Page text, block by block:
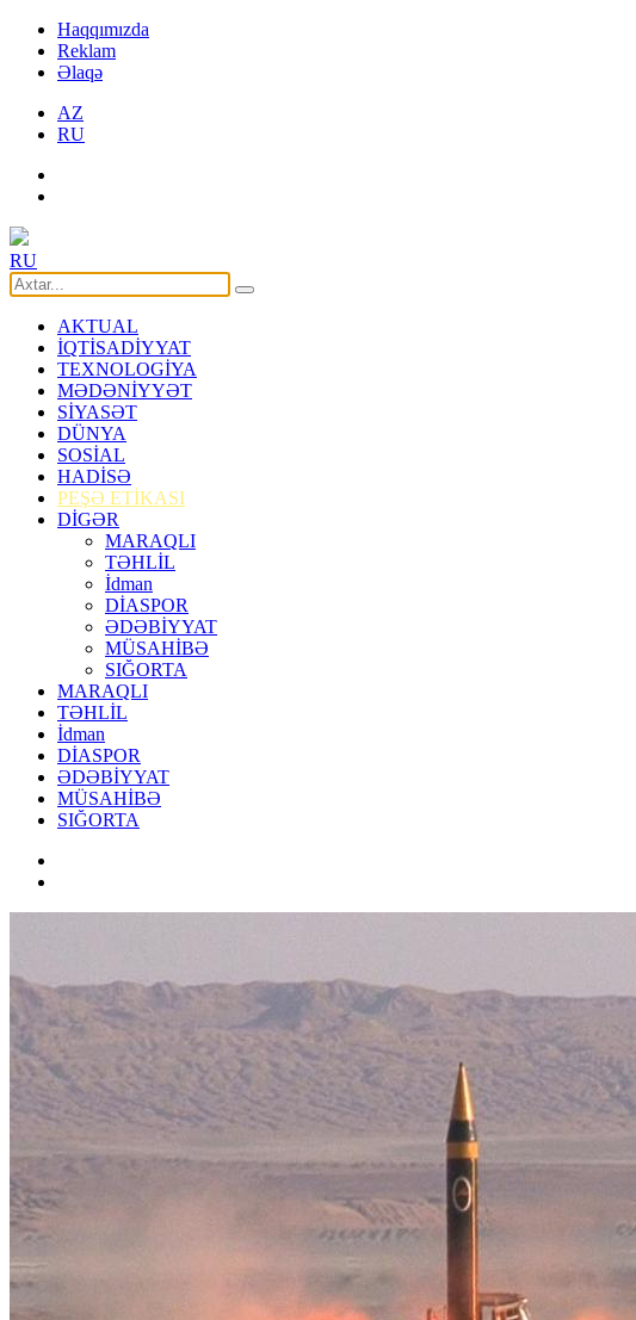
Haqqımızda
Reklam
Əlaqə
AZ
RU
RU
AKTUAL
İQTİSADİYYAT
TEXNOLOGİYA
MƏDƏNİYYƏT
SİYASƏT
DÜNYA
SOSİAL
HADİSƏ
PEŞƏ ETİKASI
DİGƏR
MARAQLI
TƏHLİL
İdman
DİASPOR
ƏDƏBİYYAT
MÜSAHİBƏ
SIĞORTA
MARAQLI
TƏHLİL
İdman
DİASPOR
ƏDƏBİYYAT
MÜSAHİBƏ
SIĞORTA